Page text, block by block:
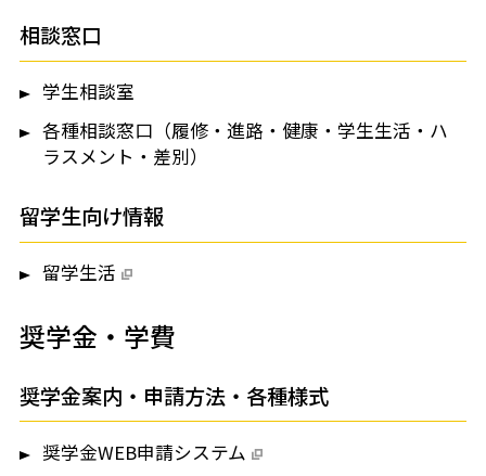
相談窓口
学生相談室
各種相談窓口（履修・進路・健康・学生生活・ハ
ラスメント・差別）
留学生向け情報
留学生活
奨学金・学費
奨学金案内・申請方法・各種様式
奨学金WEB申請システム